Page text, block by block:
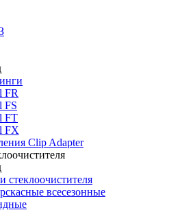
FR
FS
FT
FX
Clip Adapter
стеклоочистителя
всесезонные